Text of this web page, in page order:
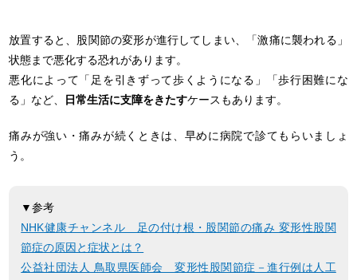
放置すると、股関節の変形が進行してしまい、「激痛に襲われる」
状態まで悪化する恐れがあります。
悪化によって「足を引きずって歩くようになる」「歩行困難にな
る」など、
日常生活に支障をきたすケースもあります。
痛みが強い・痛みが続くときは、早めに病院で診てもらいましょ
う。
▼参考
NHK健康チャンネル 足の付け根・股関節の痛み 変形性股関
節症の原因と症状とは？
公益社団法人 鳥取県医師会 変形性股関節症－進行例は人工